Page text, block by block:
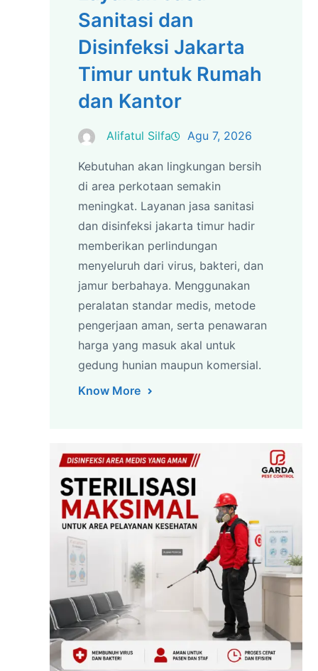
Sanitasi dan
Disinfeksi Jakarta
Timur untuk Rumah
dan Kantor
Alifatul Silfa Agu 7, 2026
Kebutuhan akan lingkungan bersih
di area perkotaan semakin
meningkat. Layanan jasa sanitasi
dan disinfeksi jakarta timur hadir
memberikan perlindungan
menyeluruh dari virus, bakteri, dan
jamur berbahaya. Menggunakan
peralatan standar medis, metode
pengerjaan aman, serta penawaran
harga yang masuk akal untuk
gedung hunian maupun komersial.
Know More